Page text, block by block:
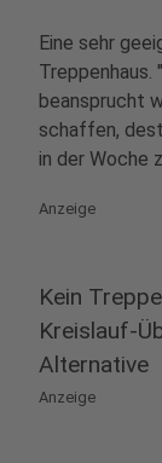
Eine sehr
Treppenhaus.
beansprucht
schaffen,
in der Woche
Anzeige
Kein
Kreislauf-
Alternative
Anzeige